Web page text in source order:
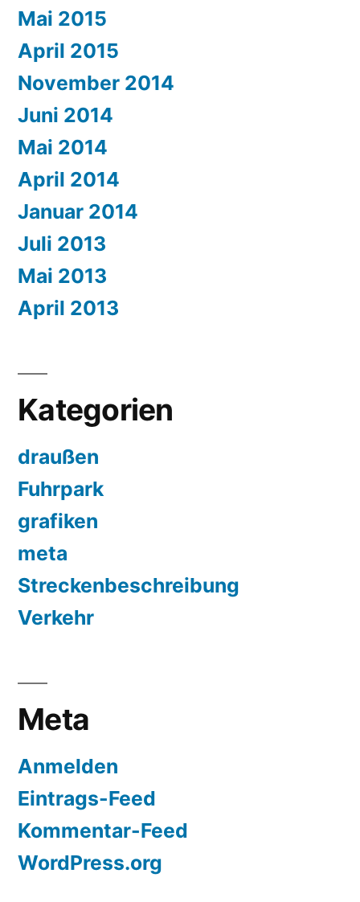
Mai 2015
April 2015
November 2014
Juni 2014
Mai 2014
April 2014
Januar 2014
Juli 2013
Mai 2013
April 2013
Kategorien
draußen
Fuhrpark
grafiken
meta
Streckenbeschreibung
Verkehr
Meta
Anmelden
Eintrags-Feed
Kommentar-Feed
WordPress.org